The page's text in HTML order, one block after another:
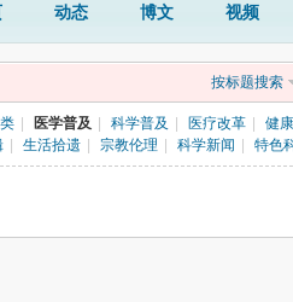
动态 博文 视频
按标题搜索
医学普及 科学普及 医疗改革 健
生活拾遗 宗教伦理 科学新闻 特色